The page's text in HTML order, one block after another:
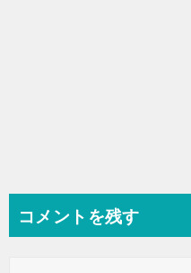
コメントを残す